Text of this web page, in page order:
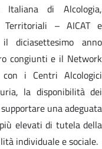
Italiana di Alcologia,
Territoriali – AICAT e
diciasettesimo anno
congiunti e il Network
con i Centri Alcologici
la disponibilità dei
una adeguata
elevati di tutela della
individuale e sociale.